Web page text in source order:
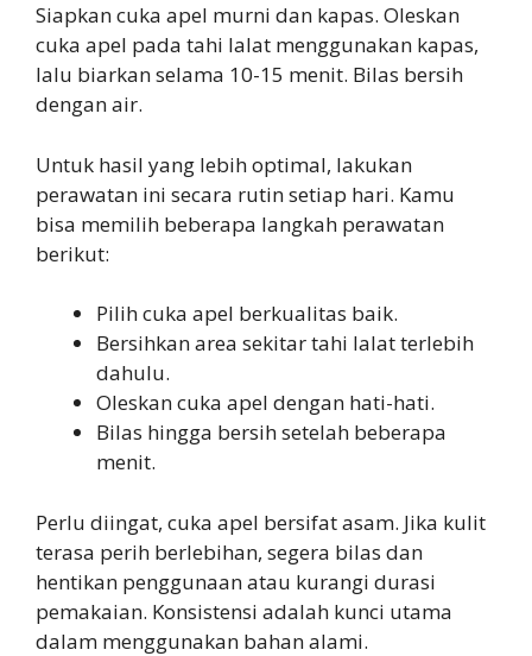
Siapkan cuka apel murni dan kapas. Oleskan
cuka apel pada tahi lalat menggunakan kapas,
lalu biarkan selama 10-15 menit. Bilas bersih
dengan air.
Untuk hasil yang lebih optimal, lakukan
perawatan ini secara rutin setiap hari. Kamu
bisa memilih beberapa langkah perawatan
berikut:
Pilih cuka apel berkualitas baik.
Bersihkan area sekitar tahi lalat terlebih
dahulu.
Oleskan cuka apel dengan hati-hati.
Bilas hingga bersih setelah beberapa
menit.
Perlu diingat, cuka apel bersifat asam. Jika kulit
terasa perih berlebihan, segera bilas dan
hentikan penggunaan atau kurangi durasi
pemakaian. Konsistensi adalah kunci utama
dalam menggunakan bahan alami.